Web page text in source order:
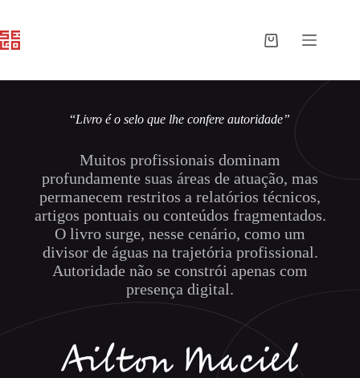
o
conteúdo
Carrinho
“Livro é o selo que lhe confere autoridade”
Muitos profissionais dominam
profundamente suas áreas de atuação, mas
permanecem restritos a relatórios técnicos,
artigos pontuais ou conteúdos fragmentados.
O livro surge, nesse cenário, como um
divisor de águas na trajetória profissional.
Autoridade não se constrói apenas com
presença digital.